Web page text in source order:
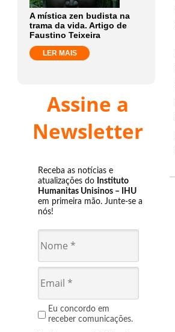
A mística zen budista na
trama da vida. Artigo de
Faustino Teixeira
LER MAIS
Assine a
Newsletter
Receba as notícias e
atualizações do Instituto
Humanitas Unisinos – IHU
em primeira mão. Junte-se a
nós!
Eu concordo em
receber comunicações.